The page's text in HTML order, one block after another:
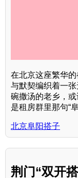
在北京这座繁华
与默契编织着一
碗撒汤的老乡，
是租房群里那句“
北京阜阳搭子
荆门“双开